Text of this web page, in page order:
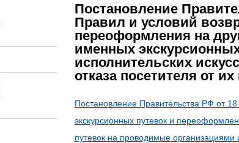
Постановление
Правил и условий
переоформления на
именных
исполнительских
отказа посетителя от
Постановление Правительства РФ от
экскурсионных путевок и
путевок на проводимые организациями